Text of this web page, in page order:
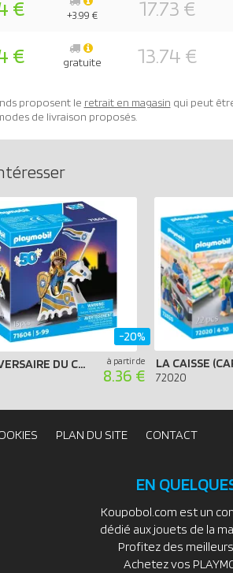
€ 17.73 €
+3.99 €
€ 13.74 €
gratuite
proposent le retrait en magasin qui peut
de livraison proposés.
L'ANNIVERSAIRE DU CHEVALIER (SPÉCIAL 50 ANS) à partir de
8.36 €
-20%
LA CAISSE
72020
PLAN DU SITE CONTACT
EN
Koupobol.com est un
dédié aux jouets de la
Profitez des
Achetez vos